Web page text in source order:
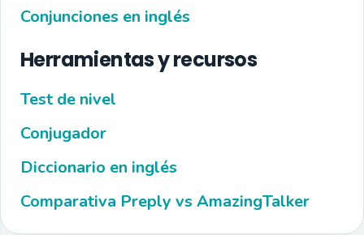
Conjunciones en inglés
Herramientas y recursos
Test de nivel
Conjugador
Diccionario en inglés
Comparativa Preply vs AmazingTalker